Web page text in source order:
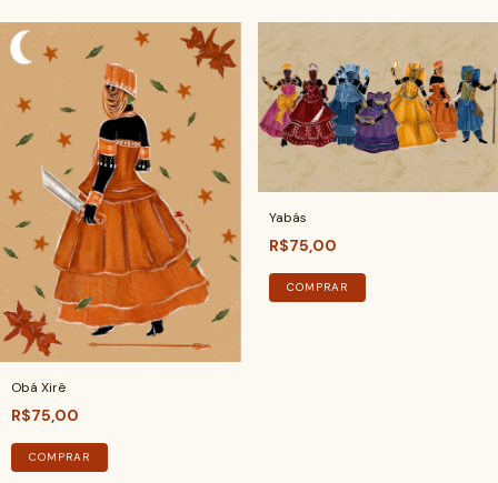
Obá Xirê
R$75,00
COMPRAR
Yabás
R$75,00
COMPRAR